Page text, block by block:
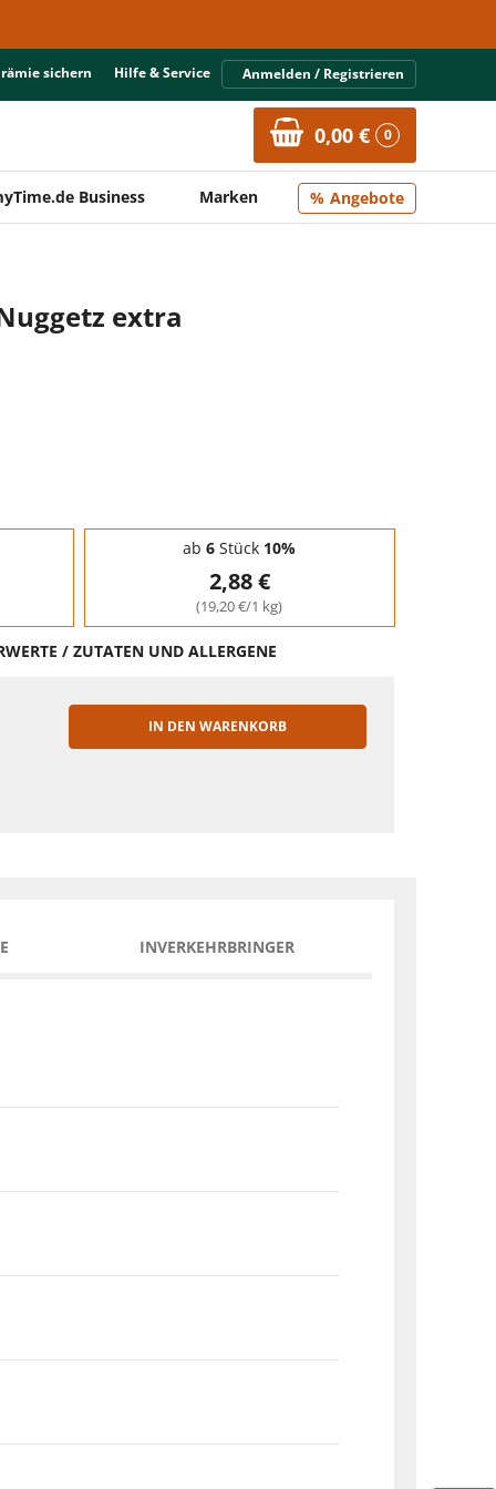
sichern Hilfe & Service Anmelden / Registrieren
0,00 € 0
Business Marken Angebote
extra
ab 6 Stück 10%
2,88 €
(19,20 €/1 kg)
/ ZUTATEN UND ALLERGENE
IN DEN WARENKORB
INVERKEHRBRINGER